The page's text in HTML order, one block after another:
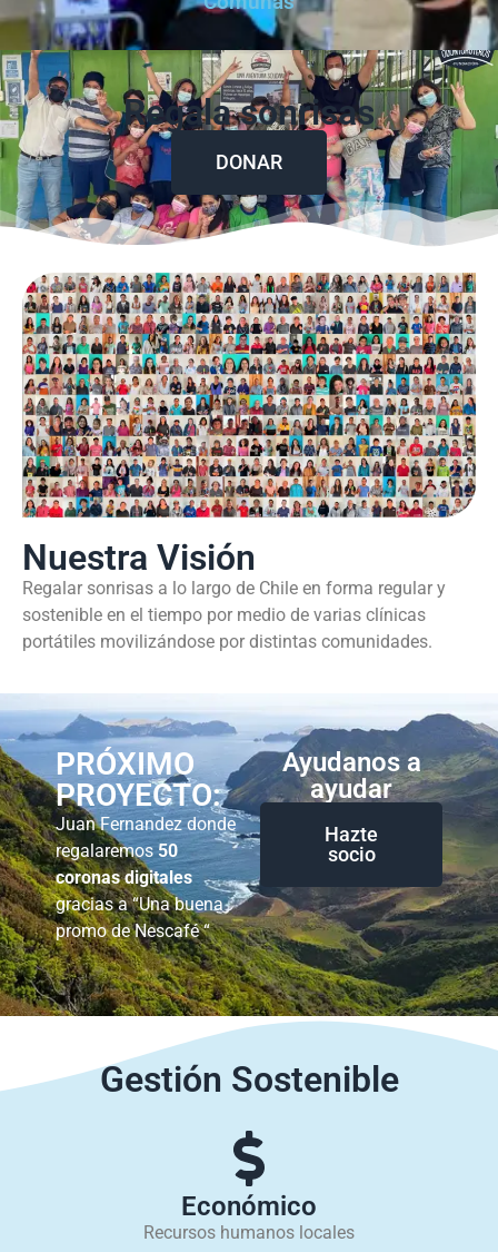
Regala sonrisas
DONAR
Nuestra Visión
Regalar sonrisas a lo largo de Chile en forma regular y
sostenible en el tiempo por medio de varias clínicas
portátiles movilizándose por distintas comunidades.
PRÓXIMO
PROYECTO:
Juan Fernandez donde
regalaremos 50
coronas digitales
gracias a “Una buena
promo de Nescafé “
Ayudanos a
ayudar
Hazte
socio
Gestión Sostenible
Económico
Recursos humanos locales